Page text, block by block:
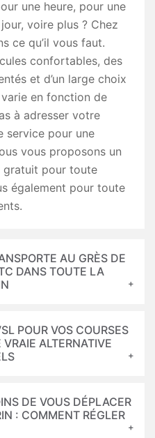
une heure, pour une
voire plus ? Chez
ce qu’il vous faut.
confortables, des
et d’un large choix
en fonction de
à adresser votre
service pour une
vous proposons un
gratuit pour toute
également pour toute
AU GRÈS DE
DANS TOUTE LA
POUR VOS COURSES
ALTERNATIVE
DE VOUS DÉPLACER
: COMMENT RÉGLER